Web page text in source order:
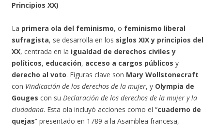
Principios XX)
La primera ola del feminismo, o feminismo liberal
sufragista, se desarrolla en los siglos XIX y principios del
XX, centrada en la igualdad de derechos civiles y
políticos, educación, acceso a cargos públicos y
derecho al voto. Figuras clave son Mary Wollstonecraft
con Vindicación de los derechos de la mujer, y Olympia de
Gouges con su Declaración de los derechos de la mujer y la
ciudadana. Esta ola incluyó acciones como el “cuaderno de
quejas” presentado en 1789 a la Asamblea francesa,